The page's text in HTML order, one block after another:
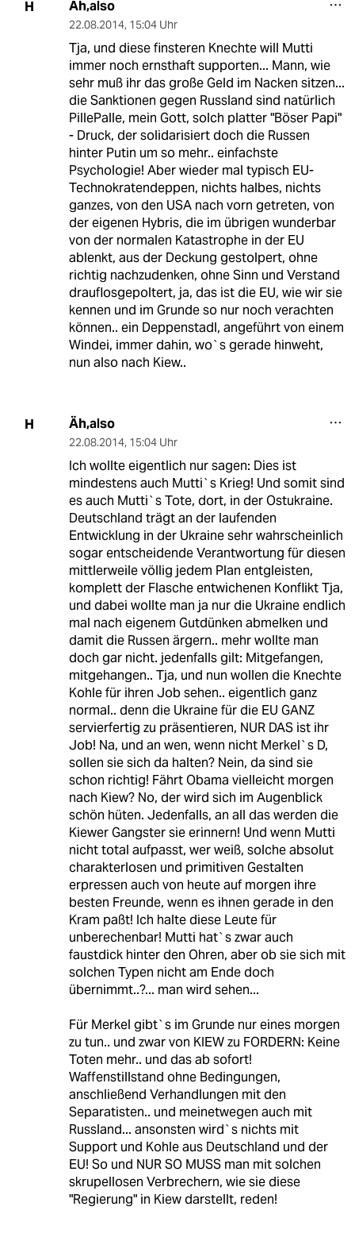
H Äh,also
22.08.2014, 15:04 Uhr
Tja, und diese finsteren Knechte will Mutti
immer noch ernsthaft supporten... Mann, wie
sehr muß ihr das große Geld im Nacken sitzen...
die Sanktionen gegen Russland sind natürlich
PillePalle, mein Gott, solch platter "Böser Papi"
- Druck, der solidarisiert doch die Russen
hinter Putin um so mehr.. einfachste
Psychologie! Aber wieder mal typisch EU-
Technokratendeppen, nichts halbes, nichts
ganzes, von den USA nach vorn getreten, von
der eigenen Hybris, die im übrigen wunderbar
von der normalen Katastrophe in der EU
ablenkt, aus der Deckung gestolpert, ohne
richtig nachzudenken, ohne Sinn und Verstand
drauflosgepoltert, ja, das ist die EU, wie wir sie
kennen und im Grunde so nur noch verachten
können.. ein Deppenstadl, angeführt von einem
Windei, immer dahin, wo`s gerade hinweht,
nun also nach Kiew..
H Äh,also
22.08.2014, 15:04 Uhr
Ich wollte eigentlich nur sagen: Dies ist
mindestens auch Mutti`s Krieg! Und somit sind
es auch Mutti`s Tote, dort, in der Ostukraine.
Deutschland trägt an der laufenden
Entwicklung in der Ukraine sehr wahrscheinlich
sogar entscheidende Verantwortung für diesen
mittlerweile völlig jedem Plan entgleisten,
komplett der Flasche entwichenen Konflikt Tja,
und dabei wollte man ja nur die Ukraine endlich
mal nach eigenem Gutdünken abmelken und
damit die Russen ärgern.. mehr wollte man
doch gar nicht. jedenfalls gilt: Mitgefangen,
mitgehangen.. Tja, und nun wollen die Knechte
Kohle für ihren Job sehen.. eigentlich ganz
normal.. denn die Ukraine für die EU GANZ
servierfertig zu präsentieren, NUR DAS ist ihr
Job! Na, und an wen, wenn nicht Merkel`s D,
sollen sie sich da halten? Nein, da sind sie
schon richtig! Fährt Obama vielleicht morgen
nach Kiew? No, der wird sich im Augenblick
schön hüten. Jedenfalls, an all das werden die
Kiewer Gangster sie erinnern! Und wenn Mutti
nicht total aufpasst, wer weiß, solche absolut
charakterlosen und primitiven Gestalten
erpressen auch von heute auf morgen ihre
besten Freunde, wenn es ihnen gerade in den
Kram paßt! Ich halte diese Leute für
unberechenbar! Mutti hat`s zwar auch
faustdick hinter den Ohren, aber ob sie sich mit
solchen Typen nicht am Ende doch
übernimmt..?... man wird sehen...
Für Merkel gibt`s im Grunde nur eines morgen
zu tun.. und zwar von KIEW zu FORDERN: Keine
Toten mehr.. und das ab sofort!
Waffenstillstand ohne Bedingungen,
anschließend Verhandlungen mit den
Separatisten.. und meinetwegen auch mit
Russland... ansonsten wird`s nichts mit
Support und Kohle aus Deutschland und der
EU! So und NUR SO MUSS man mit solchen
skrupellosen Verbrechern, wie sie diese
"Regierung" in Kiew darstellt, reden!